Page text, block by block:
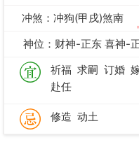
冲煞：冲狗(甲戌)煞南
神位：财神-正东 喜神-
祈福 求嗣 订婚
赴任
修造 动土